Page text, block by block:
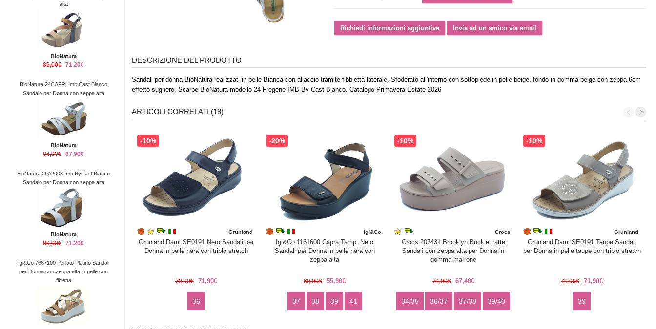
alta
BioNatura
89,00€ 71,20€
BioNatura 24CAPRI Imb Cast Bianco
Sandalo per Donna con zeppa alta
BioNatura
84,90€ 67,90€
BioNatura 29A2008 Imb ByCast Bianco
Sandalo per Donna con zeppa alta
BioNatura
89,00€ 71,20€
Igi&Co 7667100 Perlato Platino Sandali
per Donna con zeppa alta in pelle con
fibietta
DESCRIZIONE DEL PRODOTTO
Sandali per donna BioNatura realizzati in pelle Bianca con allaccio tramite fibbietta laterale. Sfoderato all'interno con sottopiede in pelle beige, fondo in gomma beige con zeppa 6cm
effetto sughero. Scarpe BioNatura modello 24 Fregene IMB By Cast Bianco. Catalogo Primavera Estate 2026
ARTICOLI CORRELATI (19)
-10%
Grunland
Grunland Dami SE0191 Nero Sandali per
Donna in pelle nera con triplo stretch
79,90€ 71,90€
36
-20%
Igi&Co
Igi&Co 1161600 Capra Tamp. Nero
Sandali per Donna in pelle nera con
zeppa alta
69,90€ 55,90€
37 38 39 41
-10%
Crocs
Crocs 207431 Brooklyn Buckle Latte
Sandali con zeppa alta per Donna in
gomma marrone
74,90€ 67,40€
34/35 36/37 37/38 39/40
-10%
Grunland
Grunland Dami SE0191 Taupe Sandali
per Donna in pelle taupe con triplo stretch
79,90€ 71,90€
39